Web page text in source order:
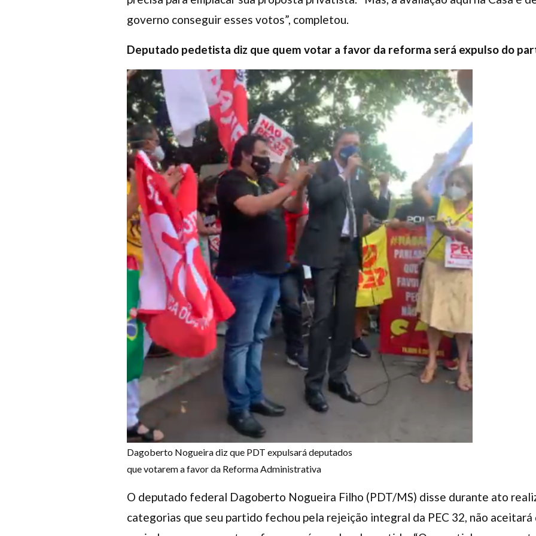
governo conseguir esses votos”, completou.
Deputado pedetista diz que quem votar a favor da reforma será expulso do
Dagoberto Nogueira diz que PDT expulsará deputados
que votarem a favor da Reforma Administrativa
O deputado federal Dagoberto Nogueira Filho (PDT/MS) disse durante ato
categorias que seu partido fechou pela rejeição integral da PEC 32, não